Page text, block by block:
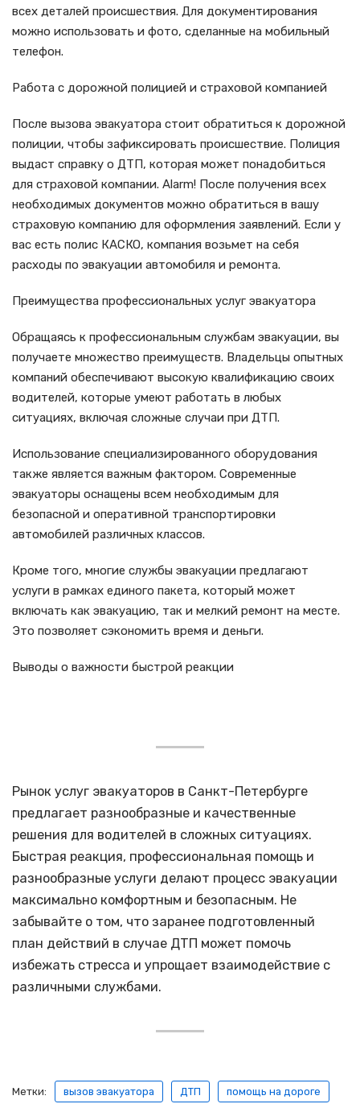
всех деталей происшествия. Для документирования
можно использовать и фото, сделанные на мобильный
телефон.
Работа с дорожной полицией и страховой компанией
После вызова эвакуатора стоит обратиться к дорожной
полиции, чтобы зафиксировать происшествие. Полиция
выдаст справку о ДТП, которая может понадобиться
для страховой компании. Alarm! После получения всех
необходимых документов можно обратиться в вашу
страховую компанию для оформления заявлений. Если у
вас есть полис КАСКО, компания возьмет на себя
расходы по эвакуации автомобиля и ремонта.
Преимущества профессиональных услуг эвакуатора
Обращаясь к профессиональным службам эвакуации, вы
получаете множество преимуществ. Владельцы опытных
компаний обеспечивают высокую квалификацию своих
водителей, которые умеют работать в любых
ситуациях, включая сложные случаи при ДТП.
Использование специализированного оборудования
также является важным фактором. Современные
эвакуаторы оснащены всем необходимым для
безопасной и оперативной транспортировки
автомобилей различных классов.
Кроме того, многие службы эвакуации предлагают
услуги в рамках единого пакета, который может
включать как эвакуацию, так и мелкий ремонт на месте.
Это позволяет сэкономить время и деньги.
Выводы о важности быстрой реакции
Рынок услуг эвакуаторов в Санкт-Петербурге
предлагает разнообразные и качественные
решения для водителей в сложных ситуациях.
Быстрая реакция, профессиональная помощь и
разнообразные услуги делают процесс эвакуации
максимально комфортным и безопасным. Не
забывайте о том, что заранее подготовленный
план действий в случае ДТП может помочь
избежать стресса и упрощает взаимодействие с
различными службами.
Метки: вызов эвакуатора ДТП помощь на дороге